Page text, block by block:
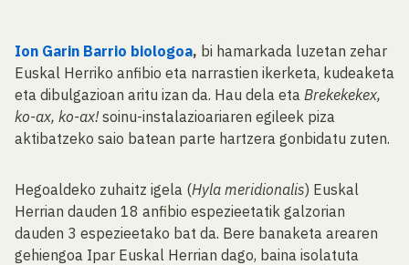
Ion Garin Barrio biologoa, bi hamarkada luzetan zehar
Euskal Herriko anfibio eta narrastien ikerketa, kudeaketa
eta dibulgazioan aritu izan da. Hau dela eta Brekekekex,
ko-ax, ko-ax!soinu-instalazioariaren egileek piza
aktibatzeko saio batean parte hartzera gonbidatu zuten.
Hegoaldeko zuhaitz igela (Hyla meridionalis) Euskal
Herrian dauden 18 anfibio espezieetatik galzorian
dauden 3 espezieetako bat da. Bere banaketa arearen
gehiengoa Ipar Euskal Herrian dago, baina isolatuta